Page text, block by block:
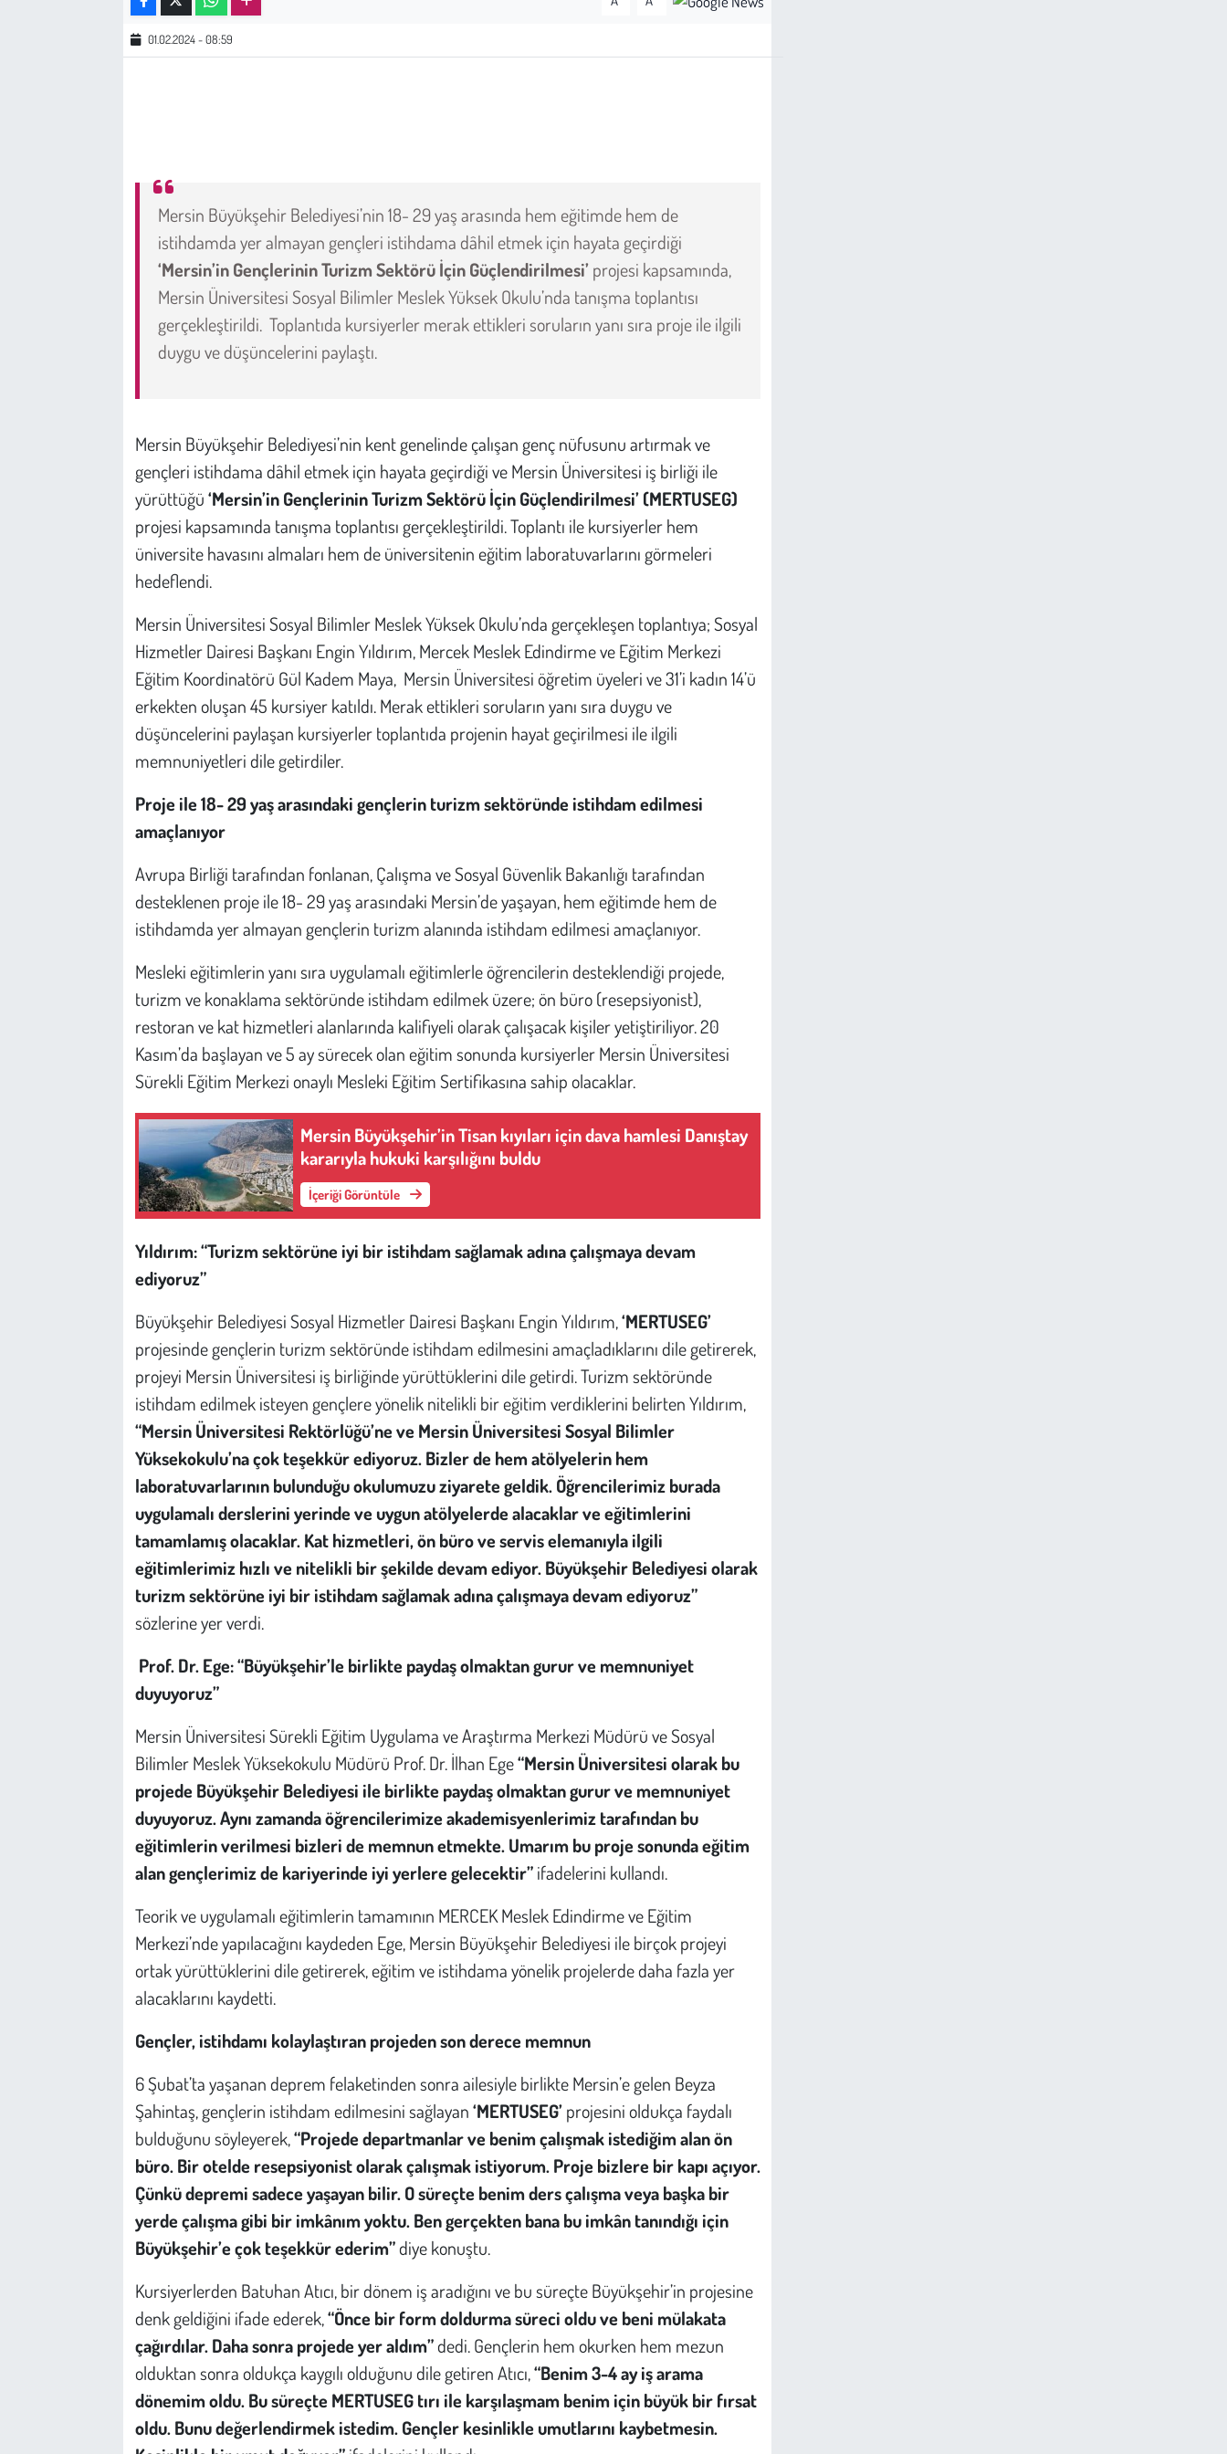
01.02.2024 - 08:59
Mersin Büyükşehir Belediyesi’nin 18- 29 yaş arasında hem eğitimde hem de
istihdamda yer almayan gençleri istihdama dâhil etmek için hayata geçirdiği
‘Mersin’in Gençlerinin Turizm Sektörü İçin Güçlendirilmesi’projesi kapsamında,
Mersin Üniversitesi Sosyal Bilimler Meslek Yüksek Okulu’nda tanışma toplantısı
gerçekleştirildi. Toplantıda kursiyerler merak ettikleri soruların yanı sıra proje ile ilgili
duygu ve düşüncelerini paylaştı.
Mersin Büyükşehir Belediyesi’nin kent genelinde çalışan genç nüfusunu artırmak ve
gençleri istihdama dâhil etmek için hayata geçirdiği ve Mersin Üniversitesi iş birliği ile
yürüttüğü‘Mersin’in Gençlerinin Turizm Sektörü İçin Güçlendirilmesi’ (MERTUSEG)
projesi kapsamında tanışma toplantısı gerçekleştirildi. Toplantı ile kursiyerler hem
üniversite havasını almaları hem de üniversitenin eğitim laboratuvarlarını görmeleri
hedeflendi.
Mersin Üniversitesi Sosyal Bilimler Meslek Yüksek Okulu’nda gerçekleşen toplantıya; Sosyal
Hizmetler Dairesi Başkanı Engin Yıldırım, Mercek Meslek Edindirme ve Eğitim Merkezi
Eğitim Koordinatörü Gül Kadem Maya, Mersin Üniversitesi öğretim üyeleri ve 31’i kadın 14’ü
erkekten oluşan 45 kursiyer katıldı. Merak ettikleri soruların yanı sıra duygu ve
düşüncelerini paylaşan kursiyerler toplantıda projenin hayat geçirilmesi ile ilgili
memnuniyetleri dile getirdiler.
Proje ile 18- 29 yaş arasındaki gençlerin turizm sektöründe istihdam edilmesi
amaçlanıyor
Avrupa Birliği tarafından fonlanan, Çalışma ve Sosyal Güvenlik Bakanlığı tarafından
desteklenen proje ile 18- 29 yaş arasındaki Mersin’de yaşayan, hem eğitimde hem de
istihdamda yer almayan gençlerin turizm alanında istihdam edilmesi amaçlanıyor.
Mesleki eğitimlerin yanı sıra uygulamalı eğitimlerle öğrencilerin desteklendiği projede,
turizm ve konaklama sektöründe istihdam edilmek üzere; ön büro (resepsiyonist),
restoran ve kat hizmetleri alanlarında kalifiyeli olarak çalışacak kişiler yetiştiriliyor. 20
Kasım’da başlayan ve 5 ay sürecek olan eğitim sonunda kursiyerler Mersin Üniversitesi
Sürekli Eğitim Merkezi onaylı Mesleki Eğitim Sertifikasına sahip olacaklar.
Mersin Büyükşehir’in Tisan kıyıları için dava hamlesi Danıştay
kararıyla hukuki karşılığını buldu
İçeriği Görüntüle
Yıldırım: “Turizm sektörüne iyi bir istihdam sağlamak adına çalışmaya devam
ediyoruz”
Büyükşehir Belediyesi Sosyal Hizmetler Dairesi Başkanı Engin Yıldırım,‘MERTUSEG’
projesinde gençlerin turizm sektöründe istihdam edilmesini amaçladıklarını dile getirerek,
projeyi Mersin Üniversitesi iş birliğinde yürüttüklerini dile getirdi. Turizm sektöründe
istihdam edilmek isteyen gençlere yönelik nitelikli bir eğitim verdiklerini belirten Yıldırım,
“Mersin Üniversitesi Rektörlüğü’ne ve Mersin Üniversitesi Sosyal Bilimler
Yüksekokulu’na çok teşekkür ediyoruz. Bizler de hem atölyelerin hem
laboratuvarlarının bulunduğu okulumuzu ziyarete geldik. Öğrencilerimiz burada
uygulamalı derslerini yerinde ve uygun atölyelerde alacaklar ve eğitimlerini
tamamlamış olacaklar. Kat hizmetleri, ön büro ve servis elemanıyla ilgili
eğitimlerimiz hızlı ve nitelikli bir şekilde devam ediyor. Büyükşehir Belediyesi olarak
turizm sektörüne iyi bir istihdam sağlamak adına çalışmaya devam ediyoruz”
sözlerine yer verdi.
Prof. Dr. Ege: “Büyükşehir’le birlikte paydaş olmaktan gurur ve memnuniyet
duyuyoruz”
Mersin Üniversitesi Sürekli Eğitim Uygulama ve Araştırma Merkezi Müdürü ve Sosyal
Bilimler Meslek Yüksekokulu Müdürü Prof. Dr. İlhan Ege“Mersin Üniversitesi olarak bu
projede Büyükşehir Belediyesi ile birlikte paydaş olmaktan gurur ve memnuniyet
duyuyoruz. Aynı zamanda öğrencilerimize akademisyenlerimiz tarafından bu
eğitimlerin verilmesi bizleri de memnun etmekte. Umarım bu proje sonunda eğitim
alan gençlerimiz de kariyerinde iyi yerlere gelecektir”ifadelerini kullandı.
Teorik ve uygulamalı eğitimlerin tamamının MERCEK Meslek Edindirme ve Eğitim
Merkezi’nde yapılacağını kaydeden Ege, Mersin Büyükşehir Belediyesi ile birçok projeyi
ortak yürüttüklerini dile getirerek, eğitim ve istihdama yönelik projelerde daha fazla yer
alacaklarını kaydetti.
Gençler, istihdamı kolaylaştıran projeden son derece memnun
6 Şubat’ta yaşanan deprem felaketinden sonra ailesiyle birlikte Mersin’e gelen Beyza
Şahintaş, gençlerin istihdam edilmesini sağlayan‘MERTUSEG’projesini oldukça faydalı
bulduğunu söyleyerek,“Projede departmanlar ve benim çalışmak istediğim alan ön
büro. Bir otelde resepsiyonist olarak çalışmak istiyorum. Proje bizlere bir kapı açıyor.
Çünkü depremi sadece yaşayan bilir. O süreçte benim ders çalışma veya başka bir
yerde çalışma gibi bir imkânım yoktu. Ben gerçekten bana bu imkân tanındığı için
Büyükşehir’e çok teşekkür ederim”diye konuştu.
Kursiyerlerden Batuhan Atıcı, bir dönem iş aradığını ve bu süreçte Büyükşehir’in projesine
denk geldiğini ifade ederek,“Önce bir form doldurma süreci oldu ve beni mülakata
çağırdılar. Daha sonra projede yer aldım”dedi. Gençlerin hem okurken hem mezun
olduktan sonra oldukça kaygılı olduğunu dile getiren Atıcı,“Benim 3-4 ay iş arama
dönemim oldu. Bu süreçte MERTUSEG tırı ile karşılaşmam benim için büyük bir fırsat
oldu. Bunu değerlendirmek istedim. Gençler kesinlikle umutlarını kaybetmesin.